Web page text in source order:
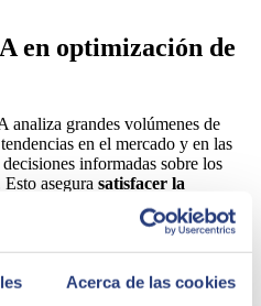
Acerca de las cookies
en optimización de
analiza grandes volúmenes de
en el mercado y en las
informadas sobre los
asegura satisfacer la
en excesos o déficits de stock
en las estrategias de inventario en
de una gestión ineficiente del